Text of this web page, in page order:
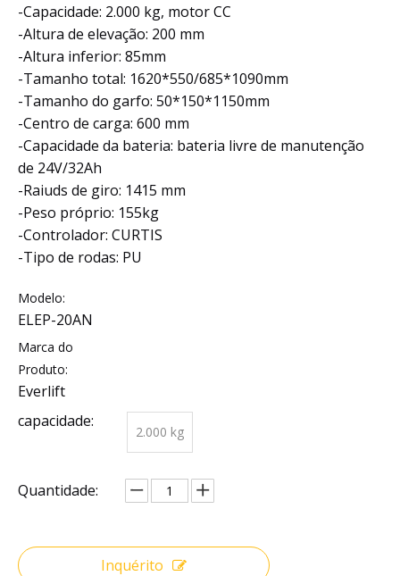
-Capacidade: 2.000 kg, motor CC
-Altura de elevação: 200 mm
-Altura inferior: 85mm
-Tamanho total: 1620*550/685*1090mm
-Tamanho do garfo: 50*150*1150mm
-Centro de carga: 600 mm
-Capacidade da bateria: bateria livre de manutenção
de 24V/32Ah
-Raiuds de giro: 1415 mm
-Peso próprio: 155kg
-Controlador: CURTIS
-Tipo de rodas: PU
Modelo:
ELEP-20AN
Marca do
Produto:
Everlift
capacidade:
2.000 kg
Quantidade:
Inquérito